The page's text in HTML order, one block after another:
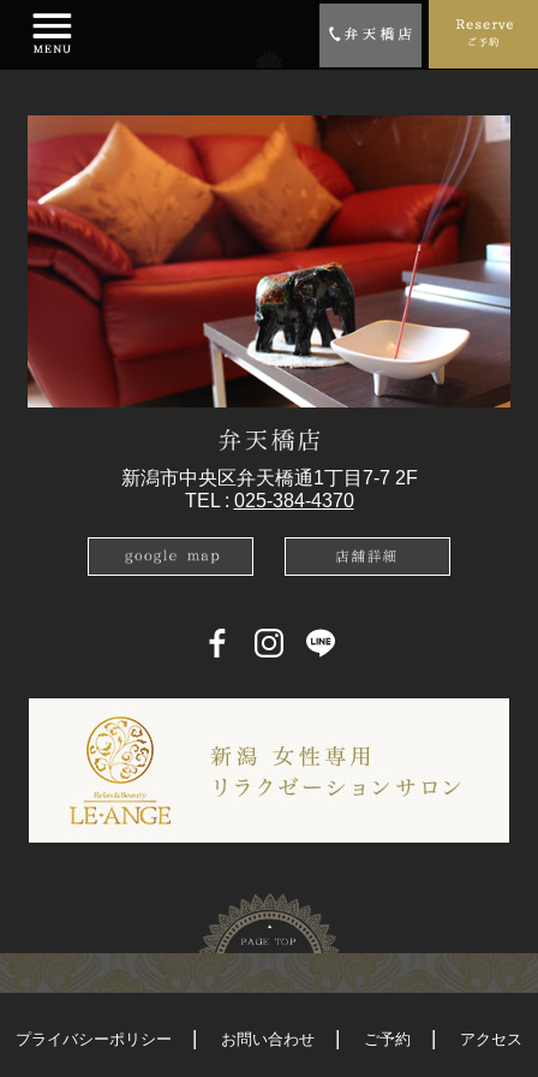
新潟市中央区弁天橋通1丁目7-7 2F
TEL : 025-384-4370
プライバシーポリシー お問い合わせ ご予約 アクセス